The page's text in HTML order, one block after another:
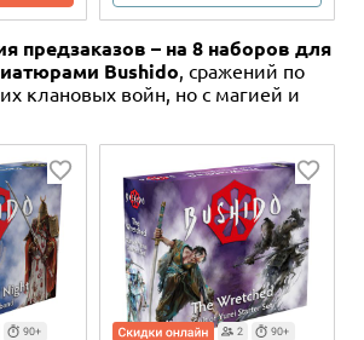
the
-11%
14+ Eng
Warcrow. Feudom: Syzigian
(Pre-order Exclusive Edition)
2 490 ₽
Song of
14+ Eng
Warcrow. Battle Pack: The Song
of the Dormant
13 990 ₽
предзаказов – на 8 наборов для
Bushido , сражений по
клановых войн, но с магией и
90+
2
90+